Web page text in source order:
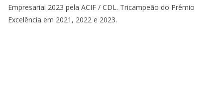
Empresarial 2023 pela ACIF / CDL. Tricampeão do Prêmio
Excelência em 2021, 2022 e 2023.